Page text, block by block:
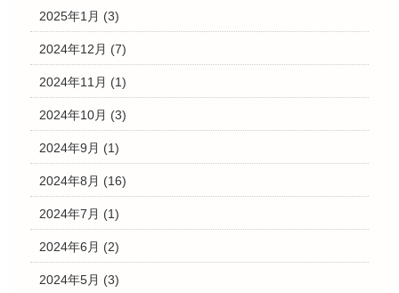
2025年1月 (3)
2024年12月 (7)
2024年11月 (1)
2024年10月 (3)
2024年9月 (1)
2024年8月 (16)
2024年7月 (1)
2024年6月 (2)
2024年5月 (3)